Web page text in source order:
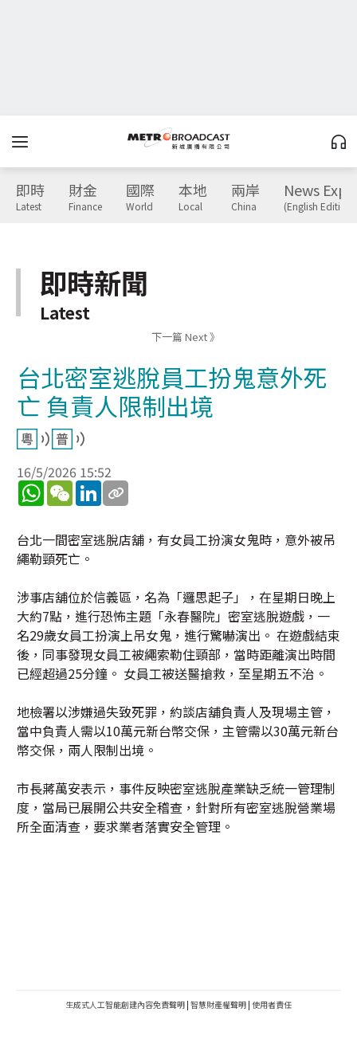
即時
Latest
財金
Finance
國際
World
本地
Local
兩岸
China
News
(English Edition)
即時新聞
Latest
下一篇 Next 》
台北密室逃脫員工扮鬼意外死
亡 負責人限制出境
16/5/2026 15:52
WhatsApp
WeChatLinkedIn
台北一間密室逃脫店舖，有女員工扮演女鬼時，意外被吊
繩勒頸死亡。
涉事店舖位於信義區，名為「邏思起子」，在星期日晚上
大約7點，進行恐怖主題「永春醫院」密室逃脫遊戲，一
名29歲女員工扮演上吊女鬼，進行驚嚇演出。 在遊戲結束
後，同事發現女員工被繩索勒住頸部，當時距離演出時間
已經超過25分鐘。 女員工被送醫搶救，至星期五不治。
地檢署以涉嫌過失致死罪，約談店舖負責人及現場主管，
當中負責人需以10萬元新台幣交保，主管需以30萬元新台
幣交保，兩人限制出境。
市長蔣萬安表示，事件反映密室逃脫產業缺乏統一管理制
度，當局已展開公共安全稽查，針對所有密室逃脫營業場
所全面清查，要求業者落實安全管理。
生成式人工智能創建內容免責聲明 | 智慧財產權聲明 | 使用者責任